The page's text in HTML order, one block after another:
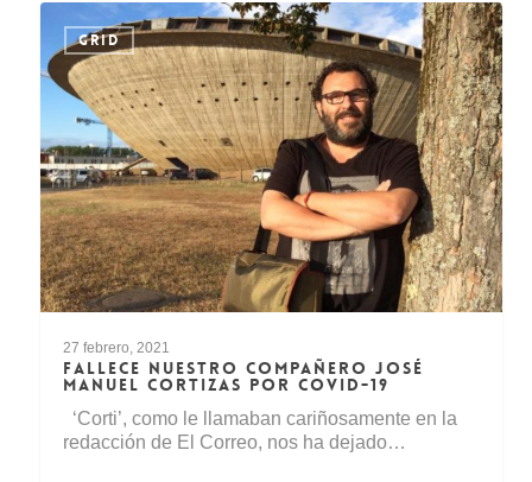
GRID
27 febrero, 2021
FALLECE NUESTRO COMPAÑERO JOSÉ
MANUEL CORTIZAS POR COVID-19
‘Corti’, como le llamaban cariñosamente en la
redacción de El Correo, nos ha dejado…